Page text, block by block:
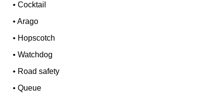
•Cocktail
•Arago
• Hopscotch
•Watchdog
• Road safety
•Queue